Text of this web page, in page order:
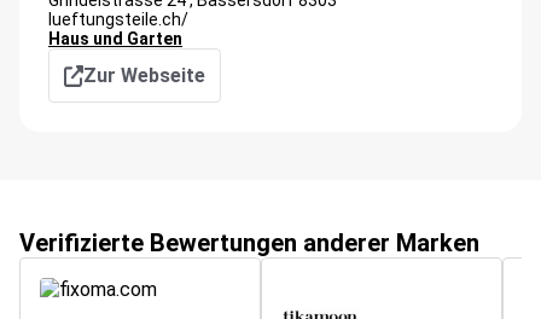
lueftungsteile.ch/
Haus und Garten
Zur Webseite
Verifizierte Bewertungen anderer Marken